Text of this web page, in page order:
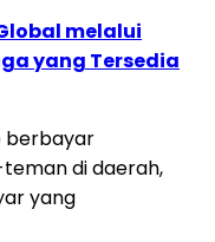
melalui
yang Tersedia
berbayar
di daerah,
yang